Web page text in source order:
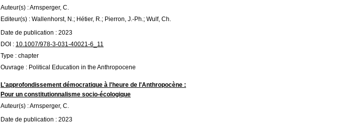
Auteur(s) : Arnsperger, C.
Editeur(s) : Wallenhorst, N.; Hétier, R.; Pierron, J.-Ph.; Wulf, Ch.
Date de publication : 2023
DOI : 10.1007/978-3-031-40021-6_11
Type : chapter
Ouvrage : Political Education in the Anthropocene
L'approfondissement démocratique à l'heure de l'Anthropocène :
Pour un constitutionnalisme socio-écologique
Auteur(s) : Arnsperger, C.
Date de publication : 2023